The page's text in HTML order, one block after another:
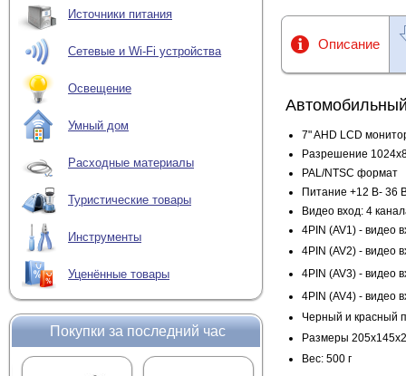
Источники питания
Сетевые и Wi-Fi устройства
Освещение
Умный дом
Расходные материалы
Туристические товары
Инструменты
Уценённые товары
Покупки за последний час
Описание
7" AHD LCD
Разрешение
PAL/NTSC формат
Питание +12 В- 36
Видео вход: 4
4PIN (AV1) - видео
4PIN (AV2) - видео
4PIN (AV3) - видео
4PIN (AV4) - видео
Черный и красный
Размеры
Вес: 500 г